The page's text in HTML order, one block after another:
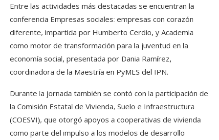
Entre las actividades más destacadas se encuentran la
conferencia Empresas sociales: empresas con corazón
diferente, impartida por Humberto Cerdio, y Academia
como motor de transformación para la juventud en la
economía social, presentada por Dania Ramírez,
coordinadora de la Maestría en PyMES del IPN.
Durante la jornada también se contó con la participación de
la Comisión Estatal de Vivienda, Suelo e Infraestructura
(COESVI), que otorgó apoyos a cooperativas de vivienda
como parte del impulso a los modelos de desarrollo